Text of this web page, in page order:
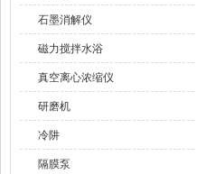
石墨消解仪
磁力搅拌水浴
真空离心浓缩仪
研磨机
冷阱
隔膜泵